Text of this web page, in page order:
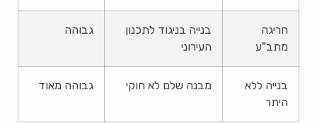
חריגה
מתב"ע
בנייה בניגוד לתכנון
העירוני
גבוהה
בנייה ללא
היתר
מבנה שלם לא חוקי גבוהה מאוד